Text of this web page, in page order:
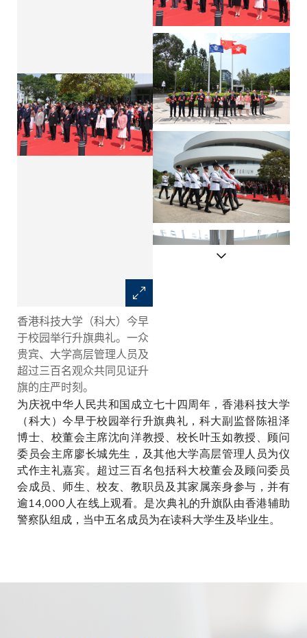
香港科技大学（科大）今早
于校园举行升旗典礼。一众
贵宾、大学高层管理人员及
超过三百名观众共同见证升
旗的庄严时刻。
席沈向洋教授、科大副监督陈祖
泽博士、科大顾问委员会主席廖
长城先生、科大校董会副主席杨
佳锠教授、科大校董会成员黄永
灏先生、科大顾问委员会成员杨
焜善先生、香港辅助警察队总监
杨祖赐先生、科大副校长（行
政）庞鼎全教授。
为庆祝中华人民共和国成立七十四周年，香港科技大学
（科大）今早于校园举行升旗典礼，科大副监督陈祖泽
博士、校董会主席沈向洋教授、校长叶玉如教授、顾问
委员会主席廖长城先生，及其他大学高层管理人员为仪
式作主礼嘉宾。超过三百名包括科大校董会及顾问委员
会成员、师生、校友、教职员及其家属亲身参与，并有
逾14,000人在线上观看。是次典礼的升旗队由香港辅助
警察队组成，当中五名成员为在读科大学生及毕业生。